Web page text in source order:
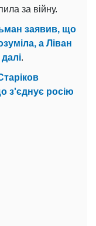
за війну.
заявив, що
а Ліван
.
з'єднує росію